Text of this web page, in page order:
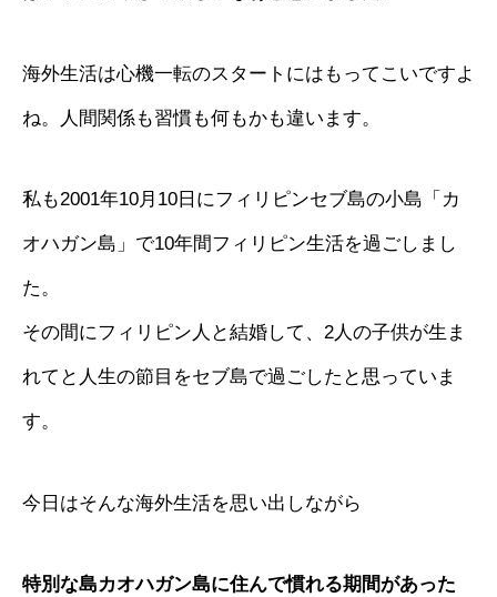
海外生活は心機一転のスタートにはもってこいですよ
ね。人間関係も習慣も何もかも違います。
私も2001年10月10日にフィリピンセブ島の小島「カ
オハガン島」で10年間フィリピン生活を過ごしまし
た。
その間にフィリピン人と結婚して、2人の子供が生ま
れてと人生の節目をセブ島で過ごしたと思っていま
す。
今日はそんな海外生活を思い出しながら
特別な島カオハガン島に住んで慣れる期間があった